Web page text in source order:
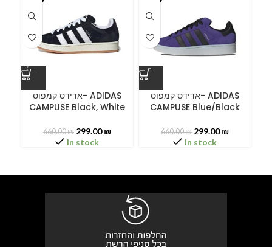
אדידס קמפוס- ADIDAS
CAMPUSE Black, White
660.00₪ 299.00₪
In stock
אדידס קמפוס- ADIDAS
CAMPUSE Blue/Black
660.00₪ 299.00₪
In stock